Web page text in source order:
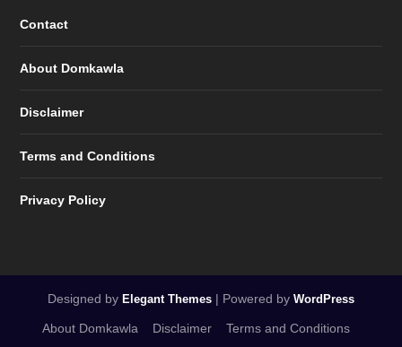
Contact
About Domkawla
Disclaimer
Terms and Conditions
Privacy Policy
Designed by Elegant Themes | Powered by WordPress
About Domkawla Disclaimer Terms and Conditions